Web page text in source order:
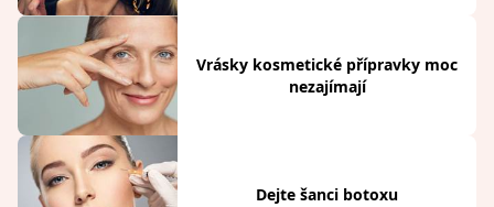
Vrásky kosmetické přípravky moc
nezajímají
Dejte šanci botoxu